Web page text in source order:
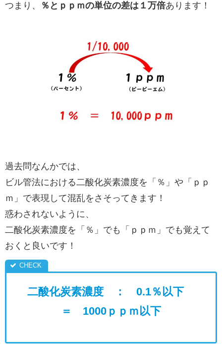
つまり、 ％とｐｐｍの単位の差は１万倍あります！
過去問なんかでは、
ビル管法における二酸化炭素濃度を「％」や「ｐｐ
ｍ」で表現して混乱をさそってきます！
惑わされないように、
二酸化炭素濃度を「％」でも「ｐｐｍ」でも覚えて
おくと良いです！
二酸化炭素濃度 ： 0.1％以下
＝ 1000ｐｐｍ以下